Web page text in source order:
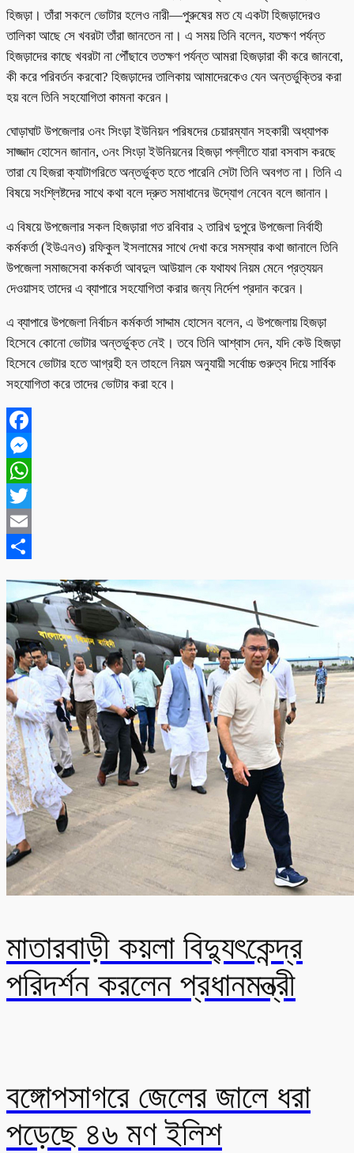
হিজড়া। তাঁরা সকলে ভোটার হলেও নারী—পুরুষের মত যে একটা হিজড়াদেরও
তালিকা আছে সে খবরটা তাঁরা জানতেন না। এ সময় তিনি বলেন, যতক্ষণ পর্যন্ত
হিজড়াদের কাছে খবরটা না পৌঁছাবে ততক্ষণ পর্যন্ত আমরা হিজড়ারা কী করে জানবো,
কী করে পরিবর্তন করবো? হিজড়াদের তালিকায় আমাদেরকেও যেন অন্তর্ভুক্তির করা
হয় বলে তিনি সহযোগিতা কামনা করেন।
ঘোড়াঘাট উপজেলার ৩নং সিংড়া ইউনিয়ন পরিষদের চেয়ারম্যান সহকারী অধ্যাপক
সাজ্জাদ হোসেন জানান, ৩নং সিংড়া ইউনিয়নের হিজড়া পল্লীতে যারা বসবাস করছে
তারা যে হিজরা ক্যাটাগরিতে অন্তর্ভুক্ত হতে পারেনি সেটা তিনি অবগত না। তিনি এ
বিষয়ে সংশ্লিষ্টদের সাথে কথা বলে দ্রুত সমাধানের উদ্যোগ নেবেন বলে জানান।
এ বিষয়ে উপজেলার সকল হিজড়ারা গত রবিবার ২ তারিখ দুপুরে উপজেলা নির্বাহী
কর্মকর্তা (ইউএনও) রফিকুল ইসলামের সাথে দেখা করে সমস্যার কথা জানালে তিনি
উপজেলা সমাজসেবা কর্মকর্তা আবদুল আউয়াল কে যথাযথ নিয়ম মেনে প্রত্যয়ন
দেওয়াসহ তাদের এ ব্যাপারে সহযোগিতা করার জন্য নির্দেশ প্রদান করেন।
এ ব্যাপারে উপজেলা নির্বাচন কর্মকর্তা সাদ্দাম হোসেন বলেন, এ উপজেলায় হিজড়া
হিসেবে কোনো ভোটার অন্তর্ভুক্ত নেই। তবে তিনি আশ্বাস দেন, যদি কেউ হিজড়া
হিসেবে ভোটার হতে আগ্রহী হন তাহলে নিয়ম অনুযায়ী সর্বোচ্চ গুরুত্ব দিয়ে সার্বিক
সহযোগিতা করে তাদের ভোটার করা হবে।
Facebook
Messenger
WhatsApp
Twitter
Email
মাতারবাড়ী কয়লা বিদ্যুৎকেন্দ্র
পরিদর্শন করলেন প্রধানমন্ত্রী
বঙ্গোপসাগরে জেলের জালে ধরা
পড়েছে ৪৬ মণ ইলিশ